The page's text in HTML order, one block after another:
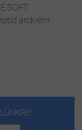
SOFT
arckrém